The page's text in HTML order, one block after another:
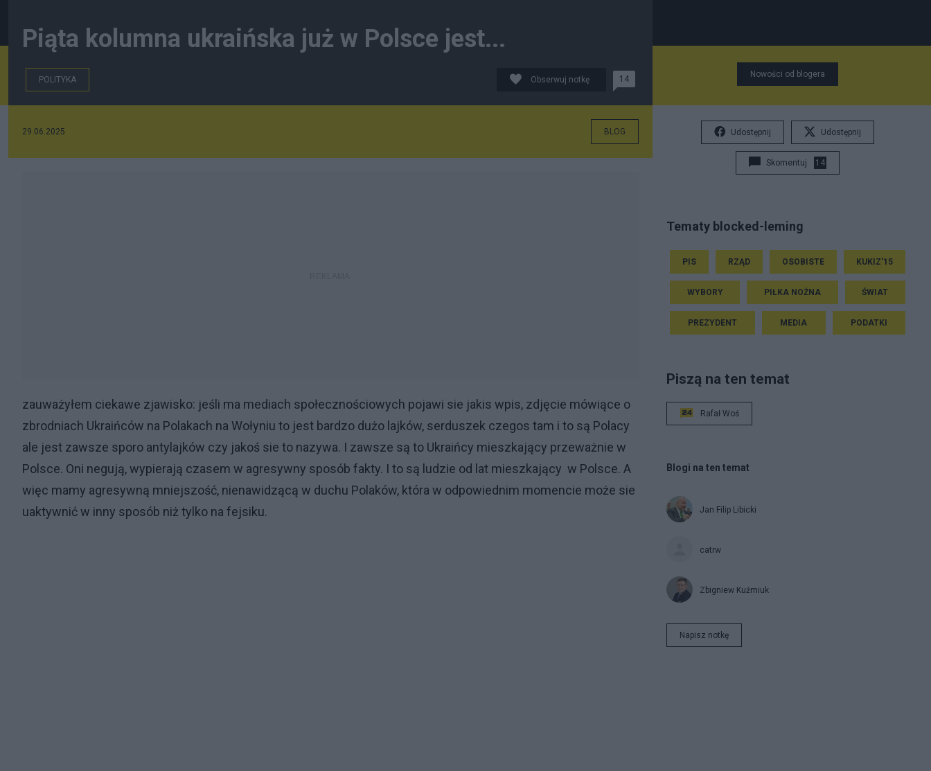
Piąta kolumna ukraińska już w Polsce jest...
POLITYKA Obserwuj notkę 14
29.06.2025 BLOG
zauważyłem ciekawe zjawisko: jeśli ma mediach społecznościowych pojawi sie jakis wpis, zdjęcie mówiące o
zbrodniach Ukraińców na Polakach na Wołyniu to jest bardzo dużo lajków, serduszek czegos tam i to są Polacy
ale jest zawsze sporo antylajków czy jakoś sie to nazywa. I zawsze są to Ukraińcy mieszkający przeważnie w
Polsce. Oni negują, wypierają czasem w agresywny sposób fakty. I to są ludzie od lat mieszkający w Polsce. A
więc mamy agresywną mniejszość, nienawidzącą w duchu Polaków, która w odpowiednim momencie może sie
uaktywnić w inny sposób niż tylko na fejsiku.
Nowości od blogera
Udostępnij Udostępnij
Skomentuj 14
Tematy blocked-leming
PIS RZĄD OSOBISTE KUKIZ'15
WYBORY PIŁKA NOŻNA ŚWIAT
PREZYDENT MEDIA PODATKI
Piszą na ten temat
Rafał Woś
Blogi na ten temat
Jan Filip Libicki
catrw
Zbigniew Kuźmiuk
Napisz notkę